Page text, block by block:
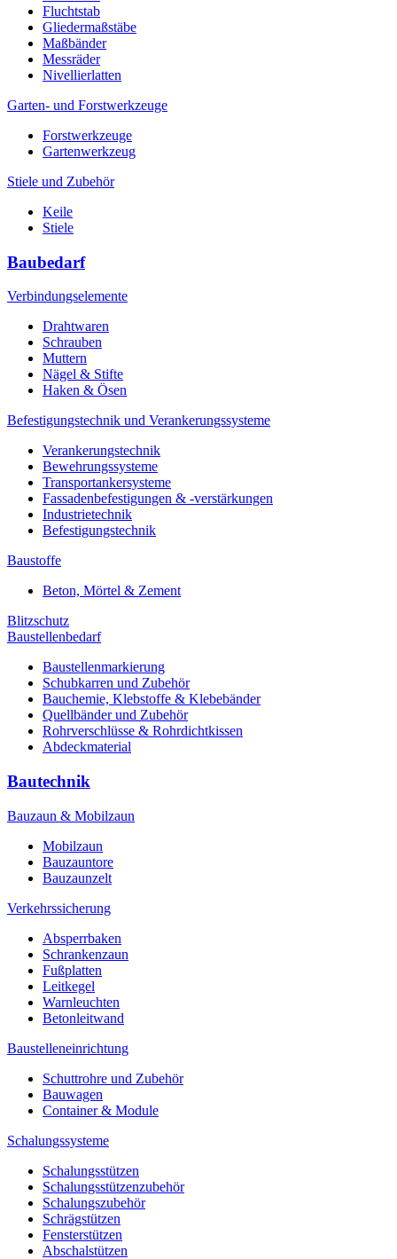
Fluchtstab
Gliedermaßstäbe
Maßbänder
Messräder
Nivellierlatten
Garten- und Forstwerkzeuge
Forstwerkzeuge
Gartenwerkzeug
Stiele und Zubehör
Keile
Stiele
Baubedarf
Verbindungselemente
Drahtwaren
Schrauben
Muttern
Nägel & Stifte
Haken & Ösen
Befestigungstechnik und Verankerungssysteme
Verankerungstechnik
Bewehrungssysteme
Transportankersysteme
Fassadenbefestigungen & -verstärkungen
Industrietechnik
Befestigungstechnik
Baustoffe
Beton, Mörtel & Zement
Blitzschutz
Baustellenbedarf
Baustellenmarkierung
Schubkarren und Zubehör
Bauchemie, Klebstoffe & Klebebänder
Quellbänder und Zubehör
Rohrverschlüsse & Rohrdichtkissen
Abdeckmaterial
Bautechnik
Bauzaun & Mobilzaun
Mobilzaun
Bauzauntore
Bauzaunzelt
Verkehrssicherung
Absperrbaken
Schrankenzaun
Fußplatten
Leitkegel
Warnleuchten
Betonleitwand
Baustelleneinrichtung
Schuttrohre und Zubehör
Bauwagen
Container & Module
Schalungssysteme
Schalungsstützen
Schalungsstützenzubehör
Schalungszubehör
Schrägstützen
Fensterstützen
Abschalstützen